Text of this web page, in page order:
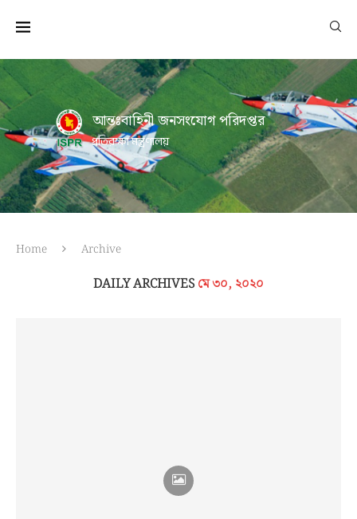
আন্তঃবাহিনী জনসংযোগ পরিদপ্তর
প্রতিরক্ষা মন্ত্রণালয়
Home Archive
DAILY ARCHIVES মে ৩০, ২০২০